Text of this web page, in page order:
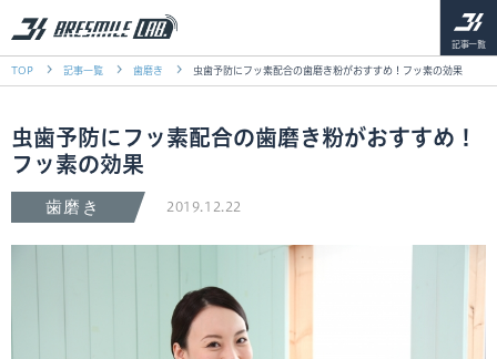
記事一覧
TOP 記事一覧 歯磨き 虫歯予防にフッ素配合の歯磨き粉がおすすめ！フッ素の効果
虫歯予防にフッ素配合の歯磨き粉がおすすめ！
フッ素の効果
歯磨き 2019.12.22